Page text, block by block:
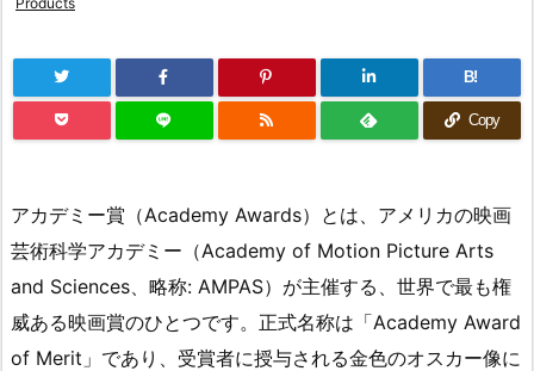
B!
Copy
アカデミー賞（Academy Awards）とは、アメリカの映画
芸術科学アカデミー（Academy of Motion Picture Arts
and Sciences、略称: AMPAS）が主催する、世界で最も権
威ある映画賞のひとつです。正式名称は「Academy Award
of Merit」であり、受賞者に授与される金色のオスカー像に